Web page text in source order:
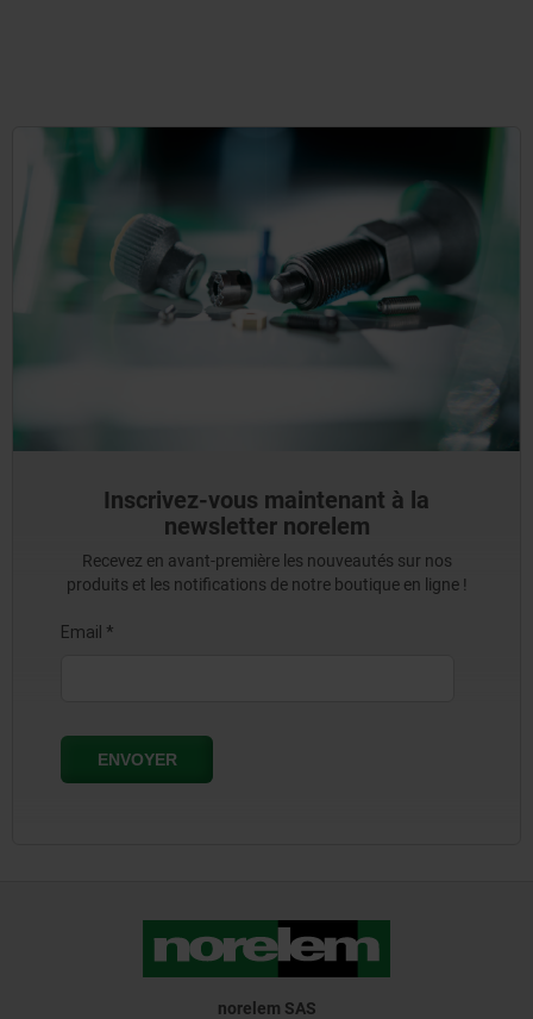
Inscrivez-vous maintenant à la
newsletter norelem
Recevez en avant-première les nouveautés sur nos
produits et les notifications de notre boutique en ligne !
norelem SAS